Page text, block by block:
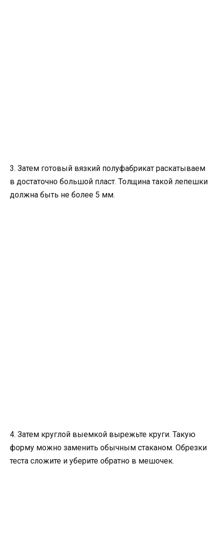
3. Затем готовый вязкий полуфабрикат раскатываем
в достаточно большой пласт. Толщина такой лепешки
должна быть не более 5 мм.
4. Затем круглой выемкой вырежьте круги. Такую
форму можно заменить обычным стаканом. Обрезки
теста сложите и уберите обратно в мешочек.